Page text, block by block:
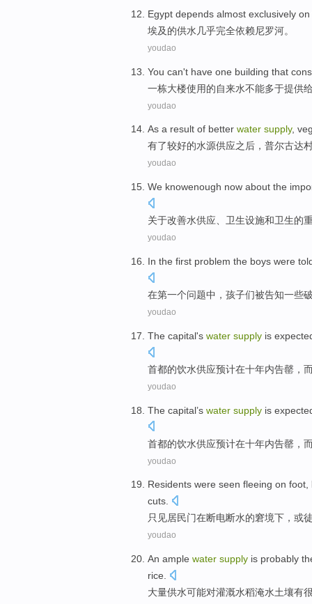
Egypt depends almost exclusively on
埃及的供水 几乎完全依赖尼罗河。
youdao
You can't have one building that
一栋大楼使用的自来水不能多于提供
youdao
As a result of better water supply,
有了较好的水源供应之后，普尔古达
youdao
We knowenough now about the
关于改善水供应 卫生设施和卫生的
youdao
In the first problem the boys were
在第一个问题中， 孩子们被告知一些
youdao
The capital's water supply is
首都的饮水供应预计在十年内告罄，
youdao
The capital’s water supply is
首都的饮水供应预计在十年内告罄，
youdao
Residents were seen fleeing on foot,
cuts.
只见居民门在断电断水的窘境下，或
youdao
An ample water supply is probably
rice
大量供水可能对灌溉水稻淹水土壤有